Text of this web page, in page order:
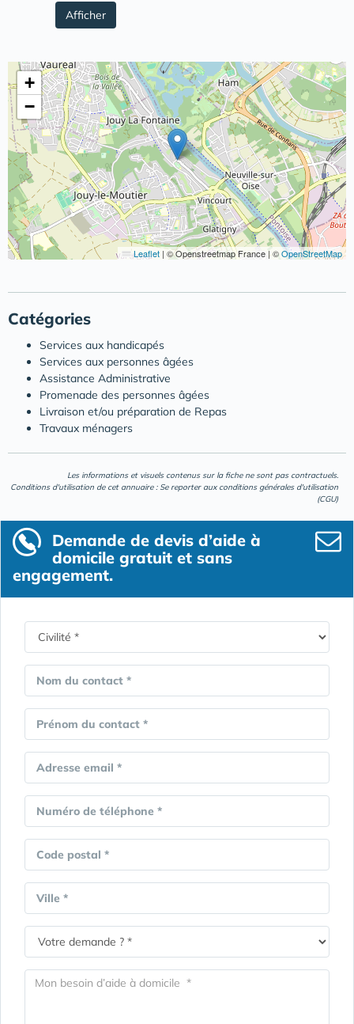
Afficher
+
−
Leaflet | © Openstreetmap France | ©OpenStreetMap
Catégories
Services aux handicapés
Services aux personnes âgées
Assistance Administrative
Promenade des personnes âgées
Livraison et/ou préparation de Repas
Travaux ménagers
Les informations et visuels contenus sur la fiche ne sont pas contractuels.
Conditions d'utilisation de cet annuaire : Se reporter aux conditions générales d'utilisation
(CGU)
Demande de devis d’aide à
domicile gratuit et sans
engagement.
Nom du contact *
Prénom du contact *
Adresse email *
Numéro de téléphone *
Code postal *
Ville *